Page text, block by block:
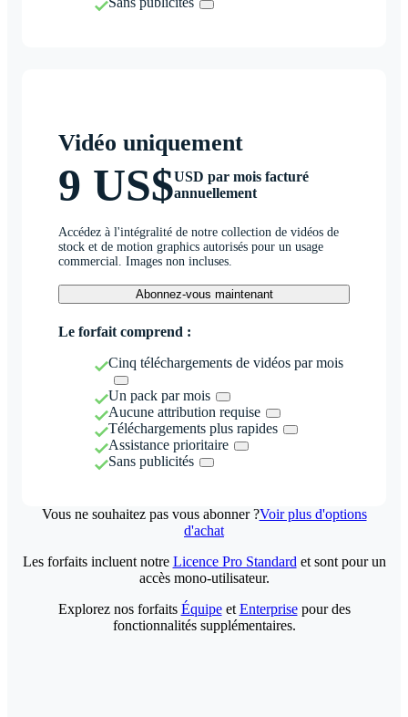
Vidéo uniquement
9 US$USD par mois facturé
annuellement
Accédez à l'intégralité de notre collection de vidéos de
stock et de motion graphics autorisés pour un usage
commercial. Images non incluses.
Abonnez-vous maintenant
Le forfait comprend :
Cinq téléchargements de vidéos par mois
Un pack par mois
Aucune attribution requise
Téléchargements plus rapides
Assistance prioritaire
Sans publicités
Vous ne souhaitez pas vous abonner ?Voir plus d'options
d'achat
Les forfaits incluent notre Licence Pro Standard et sont pour un
accès mono-utilisateur.
Explorez nos forfaits Équipeet Enterprisepour des
fonctionnalités supplémentaires.